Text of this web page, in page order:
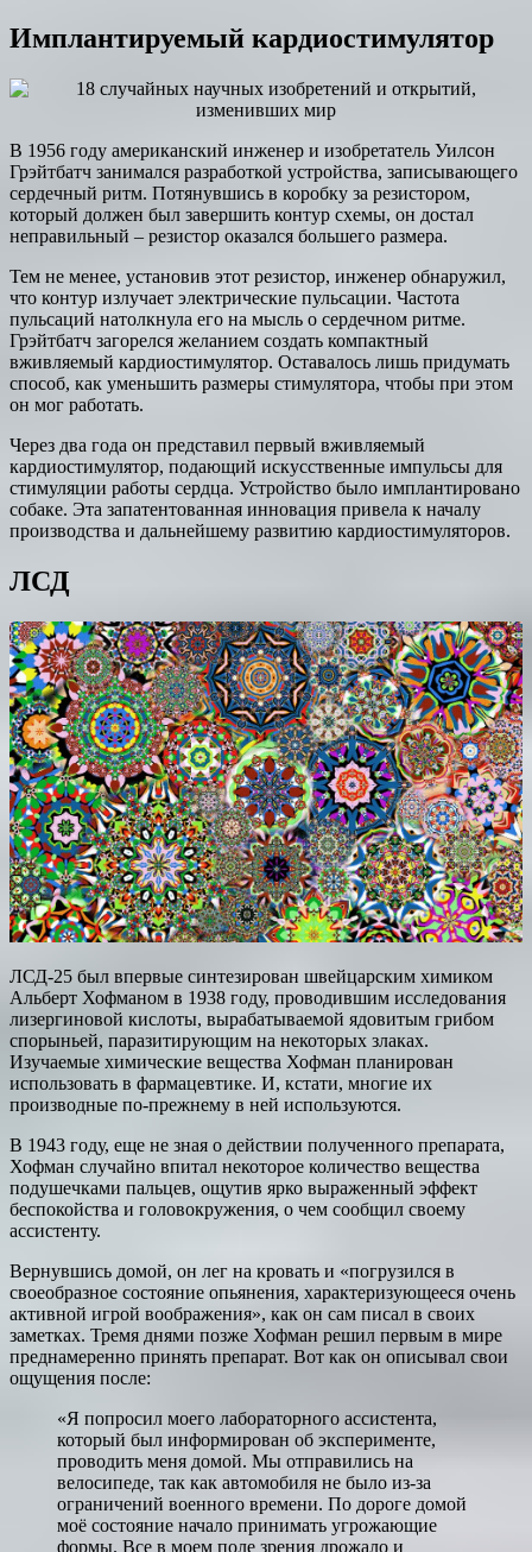
Имплантируемый кардиостимулятор
В 1956 году американский инженер и изобретатель Уилсон
Грэйтбатч занимался разработкой устройства, записывающего
сердечный ритм. Потянувшись в коробку за резистором,
который должен был завершить контур схемы, он достал
неправильный – резистор оказался большего размера.
Тем не менее, установив этот резистор, инженер обнаружил,
что контур излучает электрические пульсации. Частота
пульсаций натолкнула его на мысль о сердечном ритме.
Грэйтбатч загорелся желанием создать компактный
вживляемый кардиостимулятор. Оставалось лишь придумать
способ, как уменьшить размеры стимулятора, чтобы при этом
он мог работать.
Через два года он представил первый вживляемый
кардиостимулятор, подающий искусственные импульсы для
стимуляции работы сердца. Устройство было имплантировано
собаке. Эта запатентованная инновация привела к началу
производства и дальнейшему развитию кардиостимуляторов.
ЛСД
ЛСД-25 был впервые синтезирован швейцарским химиком
Альберт Хофманом в 1938 году, проводившим исследования
лизергиновой кислоты, вырабатываемой ядовитым грибом
спорыньей, паразитирующим на некоторых злаках.
Изучаемые химические вещества Хофман планирован
использовать в фармацевтике. И, кстати, многие их
производные по-прежнему в ней используются.
В 1943 году, еще не зная о действии полученного препарата,
Хофман случайно впитал некоторое количество вещества
подушечками пальцев, ощутив ярко выраженный эффект
беспокойства и головокружения, о чем сообщил своему
ассистенту.
Вернувшись домой, он лег на кровать и «погрузился в
своеобразное состояние опьянения, характеризующееся очень
активной игрой воображения», как он сам писал в своих
заметках. Тремя днями позже Хофман решил первым в мире
преднамеренно принять препарат. Вот как он описывал свои
ощущения после:
«Я попросил моего лабораторного ассистента,
который был информирован об эксперименте,
проводить меня домой. Мы отправились на
велосипеде, так как автомобиля не было из-за
ограничений военного времени. По дороге домой
моё состояние начало принимать угрожающие
формы. Все в моем поле зрения дрожало и